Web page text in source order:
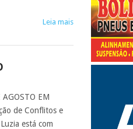
Leia mais
EM
de Conflitos e
está com